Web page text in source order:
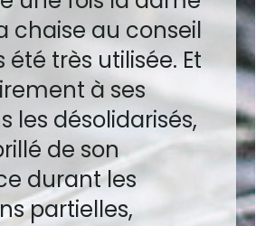
chaise au conseil
été très utilisée. Et
à ses
les désolidarisés,
de son
durant les
partielles,